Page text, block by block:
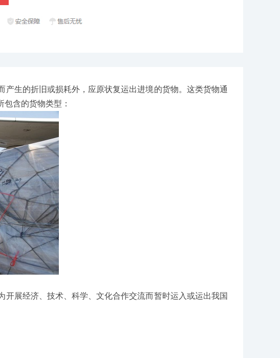
生的折旧或损耗外，应原状复运出进境的货物。这类货物通
含的货物类型：
展经济、技术、科学、文化合作交流而暂时运入或运出我国